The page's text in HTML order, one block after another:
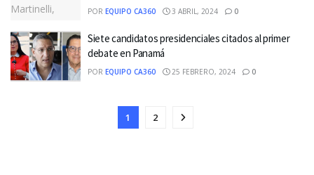
POR EQUIPO CA360 3 ABRIL, 2024 0
Siete candidatos presidenciales citados al primer
debate en Panamá
POR EQUIPO CA360 25 FEBRERO, 2024 0
1 2